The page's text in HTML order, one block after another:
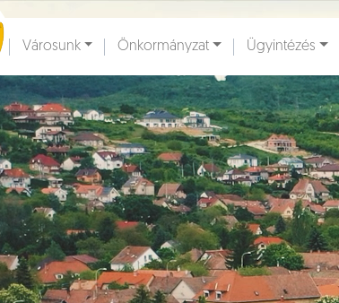
Ugrás a fő tartalomhoz
Városunk Önkormányzat Ügyintézés
Események [ ]